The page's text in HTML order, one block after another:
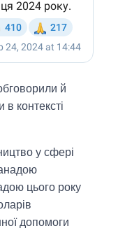
й
в контексті
у сфері
цього року
допомоги